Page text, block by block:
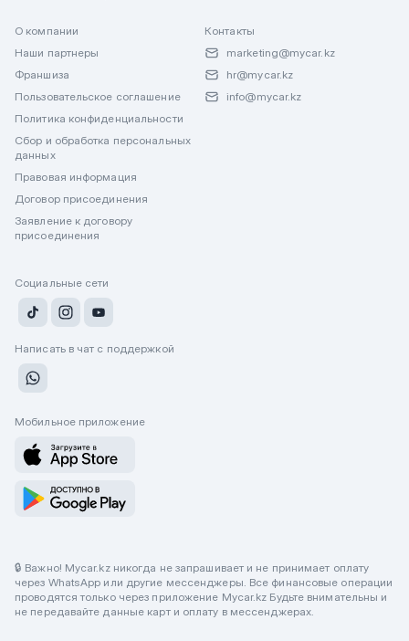
О компании
Наши партнеры
Франшиза
Пользовательское соглашение
Политика конфиденциальности
Сбор и обработка персональных
данных
Правовая информация
Договор присоединения
Заявление к договору
присоединения
Контакты
marketing@mycar.kz
hr@mycar.kz
info@mycar.kz
Социальные сети
Написать в чат с поддержкой
Мобильное приложение
🔒 Важно! Mycar.kz никогда не запрашивает и не принимает оплату
через WhatsApp или другие мессенджеры. Все финансовые операции
проводятся только через приложение Mycar.kz Будьте внимательны и
не передавайте данные карт и оплату в мессенджерах.